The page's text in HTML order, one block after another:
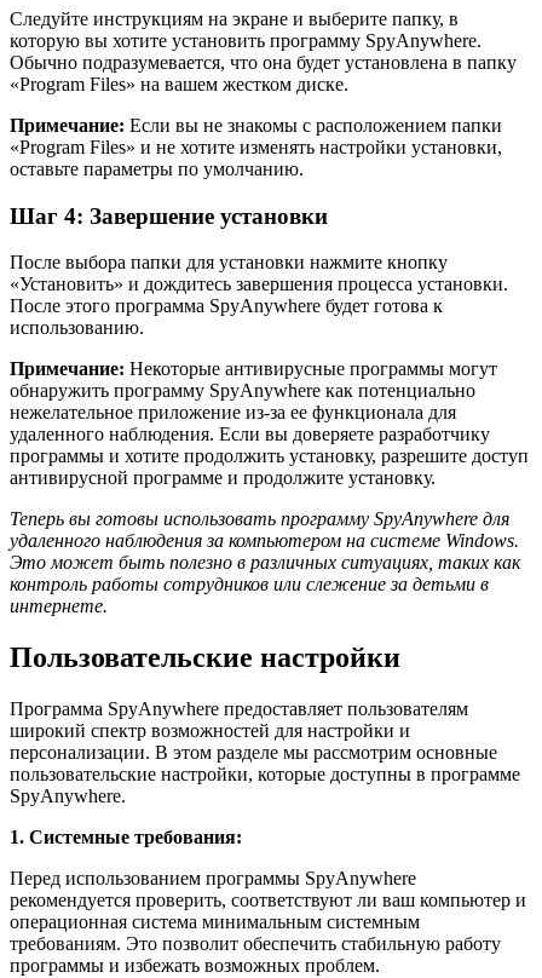
Следуйте инструкциям на экране и выберите папку, в
которую вы хотите установить программу SpyAnywhere.
Обычно подразумевается, что она будет установлена в папку
«Program Files» на вашем жестком диске.
Примечание: Если вы не знакомы с расположением папки
«Program Files» и не хотите изменять настройки установки,
оставьте параметры по умолчанию.
Шаг 4: Завершение установки
После выбора папки для установки нажмите кнопку
«Установить» и дождитесь завершения процесса установки.
После этого программа SpyAnywhere будет готова к
использованию.
Примечание: Некоторые антивирусные программы могут
обнаружить программу SpyAnywhere как потенциально
нежелательное приложение из-за ее функционала для
удаленного наблюдения. Если вы доверяете разработчику
программы и хотите продолжить установку, разрешите доступ
антивирусной программе и продолжите установку.
Теперь вы готовы использовать программу SpyAnywhere для
удаленного наблюдения за компьютером на системе Windows.
Это может быть полезно в различных ситуациях, таких как
контроль работы сотрудников или слежение за детьми в
интернете.
Пользовательские настройки
Программа SpyAnywhere предоставляет пользователям
широкий спектр возможностей для настройки и
персонализации. В этом разделе мы рассмотрим основные
пользовательские настройки, которые доступны в программе
SpyAnywhere.
1. Системные требования:
Перед использованием программы SpyAnywhere
рекомендуется проверить, соответствуют ли ваш компьютер и
операционная система минимальным системным
требованиям. Это позволит обеспечить стабильную работу
программы и избежать возможных проблем.